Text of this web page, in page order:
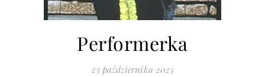
Performerka
23 października 2025